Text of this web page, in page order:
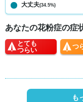
大丈夫(34.5%)
あなたの花粉症の症
とても
つらい
つ
も